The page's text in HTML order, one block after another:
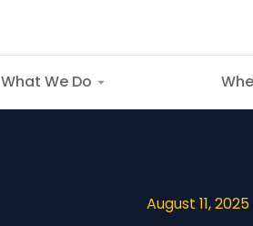
What We Do
August 11, 2025